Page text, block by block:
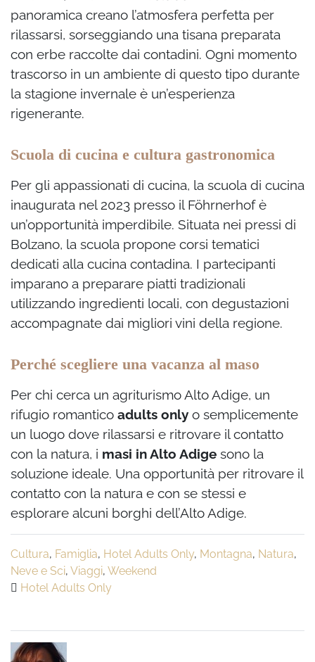
panoramica creano l’atmosfera perfetta per
rilassarsi, sorseggiando una tisana preparata
con erbe raccolte dai contadini. Ogni momento
trascorso in un ambiente di questo tipo durante
la stagione invernale è un’esperienza
rigenerante.
Scuola di cucina e cultura gastronomica
Per gli appassionati di cucina, la scuola di cucina
inaugurata nel 2023 presso il Föhrnerhof è
un’opportunità imperdibile. Situata nei pressi di
Bolzano, la scuola propone corsi tematici
dedicati alla cucina contadina. I partecipanti
imparano a preparare piatti tradizionali
utilizzando ingredienti locali, con degustazioni
accompagnate dai migliori vini della regione.
Perché scegliere una vacanza al maso
Per chi cerca un agriturismo Alto Adige, un
rifugio romantico adults only o semplicemente
un luogo dove rilassarsi e ritrovare il contatto
con la natura, i masi in Alto Adige sono la
soluzione ideale. Una opportunità per ritrovare il
contatto con la natura e con se stessi e
esplorare alcuni borghi dell’Alto Adige.
Cultura, Famiglia, Hotel Adults Only, Montagna, Natura,
Neve e Sci, Viaggi, Weekend
Hotel Adults Only